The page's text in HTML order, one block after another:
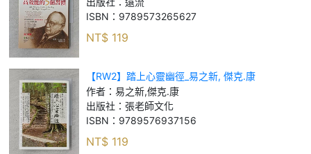
ISBN： 9789573265627
NT$ 119
【RW2】踏上心靈幽徑_易之新, 傑克.康
作者： 易之新,傑克.康
出版社： 張老師文化
ISBN： 9789576937156
NT$ 119